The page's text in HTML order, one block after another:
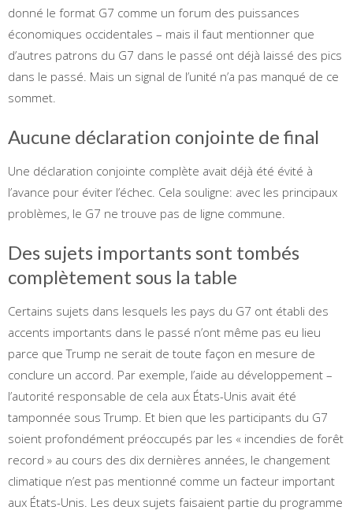
donné le format G7 comme un forum des puissances
économiques occidentales – mais il faut mentionner que
d’autres patrons du G7 dans le passé ont déjà laissé des pics
dans le passé. Mais un signal de l’unité n’a pas manqué de ce
sommet.
Aucune déclaration conjointe de final
Une déclaration conjointe complète avait déjà été évité à
l’avance pour éviter l’échec. Cela souligne: avec les principaux
problèmes, le G7 ne trouve pas de ligne commune.
Des sujets importants sont tombés
complètement sous la table
Certains sujets dans lesquels les pays du G7 ont établi des
accents importants dans le passé n’ont même pas eu lieu
parce que Trump ne serait de toute façon en mesure de
conclure un accord. Par exemple, l’aide au développement –
l’autorité responsable de cela aux États-Unis avait été
tamponnée sous Trump. Et bien que les participants du G7
soient profondément préoccupés par les « incendies de forêt
record » au cours des dix dernières années, le changement
climatique n’est pas mentionné comme un facteur important
aux États-Unis. Les deux sujets faisaient partie du programme